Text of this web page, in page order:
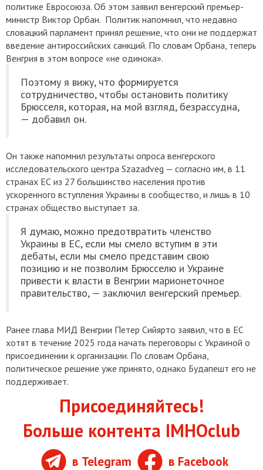
политике Евросоюза. Об этом заявил венгерский премьер-
министр Виктор Орбан. Политик напомнил, что недавно
словацкий парламент принял решение, что они не поддержат
введение антироссийских санкций. По словам Орбана, теперь
Венгрия в этом вопросе «не одинока».
Поэтому я вижу, что формируется
сотрудничество, чтобы остановить политику
Брюсселя, которая, на мой взгляд, безрассудна,
— добавил он.
Он также напомнил результаты опроса венгерского
исследовательского центра Szazadveg — согласно им, в 11
странах ЕС из 27 большинство населения против
ускоренного вступления Украины в сообщество, и лишь в 10
странах общество выступает за.
Я думаю, можно предотвратить членство
Украины в ЕС, если мы смело вступим в эти
дебаты, если мы смело представим свою
позицию и не позволим Брюсселю и Украине
привести к власти в Венгрии марионеточное
правительство, — заключил венгерский премьер.
Ранее глава МИД Венгрии Петер Сийярто заявил, что в ЕС
хотят в течение 2025 года начать переговоры с Украиной о
присоединении к организации. По словам Орбана,
политическое решение уже принято, однако Будапешт его не
поддерживает.
Присоединяйтесь!
Больше контента IMHOclub
в Telegram в Facebook